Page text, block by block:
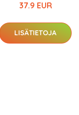
37.9 EUR
LISÄTIETOJA